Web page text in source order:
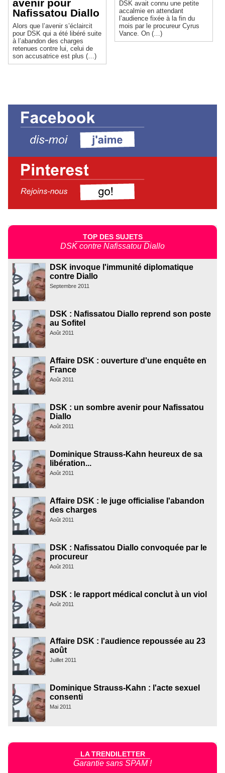
avenir pour
Nafissatou Diallo
Alors que l’avenir s’éclaircit
pour DSK qui a été libéré suite
à l’abandon des charges
retenues contre lui, celui de
son accusatrice est plus (…)
DSK avait connu une petite
accalmie en attendant
l’audience fixée à la fin du
mois par le procureur Cyrus
Vance. On (…)
TOP DES SUJETS
DSK contre Nafissatou Diallo
DSK invoque l'immunité diplomatique
contre Diallo
Septembre 2011
DSK : Nafissatou Diallo reprend son poste
au Sofitel
Août 2011
Affaire DSK : ouverture d'une enquête en
France
Août 2011
DSK : un sombre avenir pour Nafissatou
Diallo
Août 2011
Dominique Strauss-Kahn heureux de sa
libération...
Août 2011
Affaire DSK : le juge officialise l'abandon
des charges
Août 2011
DSK : Nafissatou Diallo convoquée par le
procureur
Août 2011
DSK : le rapport médical conclut à un viol
Août 2011
Affaire DSK : l'audience repoussée au 23
août
Juillet 2011
Dominique Strauss-Kahn : l'acte sexuel
consenti
Mai 2011
LA TRENDILETTER
Garantie sans SPAM !